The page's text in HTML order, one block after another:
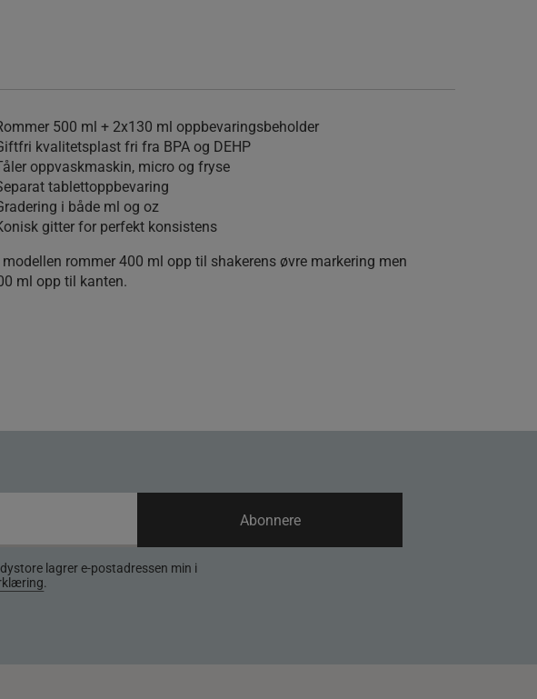
500 ml + 2x130 ml oppbevaringsbeholder
kvalitetsplast fri fra BPA og DEHP
oppvaskmaskin, micro og fryse
tablettoppbevaring
i både ml og oz
gitter for perfekt konsistens
modellen rommer 400 ml opp til shakerens øvre markering men
ml opp til kanten.
lagrer e-postadressen min i
.
Abonnere